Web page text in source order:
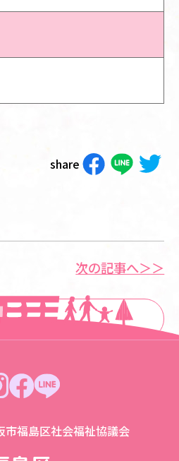
share
に戻る
次の記事へ＞＞
市福島区社会福祉協議会